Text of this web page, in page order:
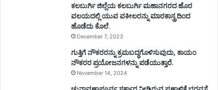
ಕಲಬುರ್ಗಿ ಜಿಲ್ಲೆಯ ಕಲಬುರ್ಗಿ ಮಹಾನಗರದ ಹೊರ
ವಲಯದಲ್ಲಿ ಯುವ ವಕೀಲರನ್ನು ಮಾರಕಾಸ್ತ್ರದಿಂದ
ಹೊಡೆದು ಕೊಲೆ.
December 7, 2023
ಗುತ್ತಿಗೆ ನೌಕರರನ್ನು ಕ್ರಮಬದ್ಧಗೊಳಿಸುವುದು, ಕಾಯಂ
ನೌಕರರ ಪ್ರಯೋಜನಗಳನ್ನು ಪಡೆಯುತ್ತಾರೆ.
November 14, 2024